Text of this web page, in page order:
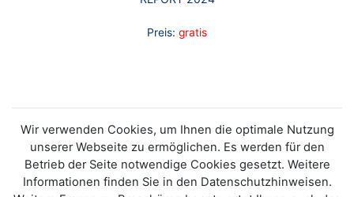
Preis: gratis
Wir verwenden Cookies, um Ihnen die optimale Nutzung
unserer Webseite zu ermöglichen. Es werden für den
Betrieb der Seite notwendige Cookies gesetzt. Weitere
Informationen finden Sie in den Datenschutzhinweisen.